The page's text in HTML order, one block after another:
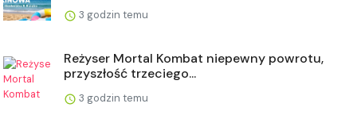
3 godzin temu
Reżyser Mortal Kombat niepewny powrotu,
przyszłość trzeciego...
3 godzin temu